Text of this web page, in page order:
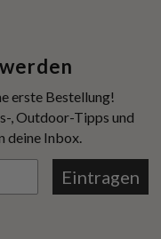
erste Bestellung!
, Outdoor-Tipps und
deine Inbox.
Eintragen